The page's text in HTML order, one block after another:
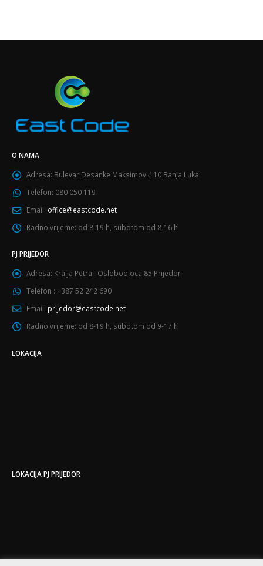
O NAMA
Adresa: Bulevar Desanke Maksimović 10 Banja Luka
Telefon: 080 050 119
Email: office@eastcode.net
Radno vrijeme: od 8-19 h, subotom od 8-16 h
PJ PRIJEDOR
Adresa: Kralja Petra I Oslobodioca 85 Prijedor
Telefon : +387 52 242 690
Email: prijedor@eastcode.net
Radno vrijeme: od 8-19 h, subotom od 9-17 h
LOKACIJA
LOKACIJA PJ PRIJEDOR